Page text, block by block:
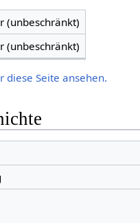
(unbeschränkt)
(unbeschränkt)
diese Seite ansehen.